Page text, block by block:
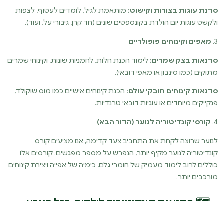
סדנת עוגות בצורות וקישוט: מותאמת לגיל, לומדים לעטוף, לצפות
ולקשט עוגות יום הולדת בקונספטים שונים (חד קרן, גיבורי על, ועוד).
3. מאפים וקינוחים פופולריים
סדנאות בצק שמרים: לימוד הכנת חלות, לחמניות שונות, וקינוחי שמרים
מתוקים (כמו סינבון או מאפי דובאי).
סדנאות קינוחים חובקי עולם: הכנת קינוחים אישיים כמו מוס שוקולד,
פנקייקים מיוחדים או עוגיות דובאי טרנדיות.
4. קורסי קונדיטוריה לנוער (הדור הבא)
לנוער שרוצה לקחת את התחביב צעד קדימה, אנו מציעים קורס
קונדיטוריה לנוער מקיף יותר, הנפרש על מספר מפגשים. קורסים אלו
כוללים לרוב לימוד מעמיק של חומרי גלם, כימיה של אפייה ויצירת קינוחים
מורכבים יותר.